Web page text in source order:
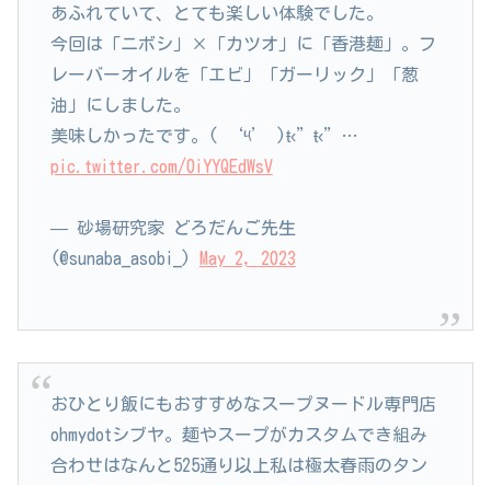
あふれていて、とても楽しい体験でした。
今回は「ニボシ」×「カツオ」に「香港麺」。フ
レーバーオイルを「エビ」「ガーリック」「葱
油」にしました。
美味しかったです。( ‘༥’ )ŧ‹”ŧ‹”…
pic.twitter.com/0iYYQEdWsV
— 砂場研究家 どろだんご先生
(@sunaba_asobi_)
May 2, 2023
おひとり飯にもおすすめなスープヌードル専門店
ohmydotシブヤ。麺やスープがカスタムでき組み
合わせはなんと525通り以上私は極太春雨のタン